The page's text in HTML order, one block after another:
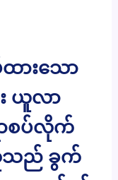
ားသော
း ယူလာ
ာစပ်လိုက်
သည် ခွက်